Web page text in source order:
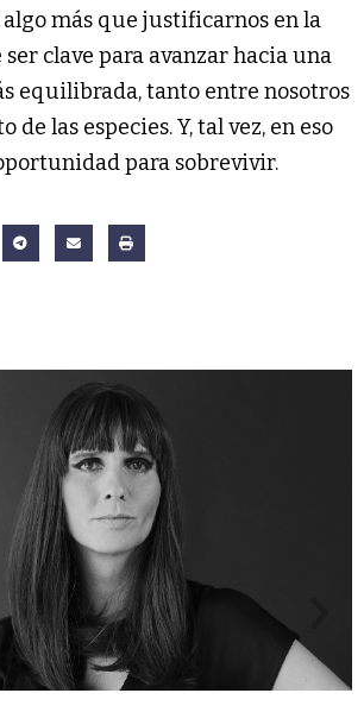
más que justificarnos en la
clave para avanzar hacia una
equilibrada, tanto entre nosotros
de las especies. Y, tal vez, en eso
para sobrevivir.